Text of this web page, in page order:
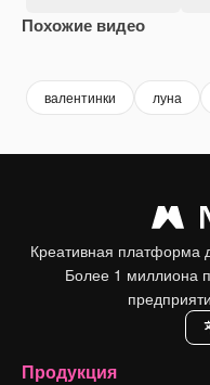
Похожие видео
валентинки луна
Креативная платформа
Более 1 миллиона
Продукция